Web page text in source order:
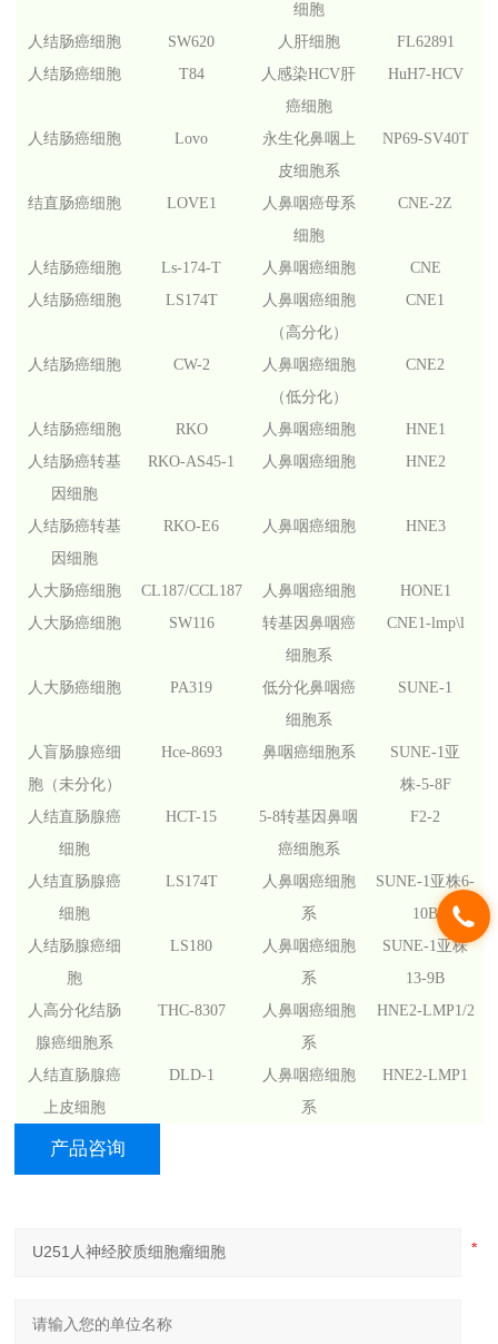
细胞
人结肠癌细胞 SW620 人肝细胞
FL62891
人结肠癌细胞
T84
人感染HCV肝
癌细胞
HuH7-HCV
人结肠癌细胞 Lovo
永生化鼻咽上
皮细胞系
NP69-SV40T
结直肠癌细胞 LOVE1
人鼻咽癌母系
细胞
CNE-2Z
人结肠癌细胞 Ls-174-T 人鼻咽癌细胞
CNE
人结肠癌细胞
LS174T
人鼻咽癌细胞
（高分化）
CNE1
人结肠癌细胞 CW-2
人鼻咽癌细胞
（低分化）
CNE2
人结肠癌细胞 RKO 人鼻咽癌细胞
HNE1
人结肠癌转基
因细胞
RKO-AS45-1 人鼻咽癌细胞 HNE2
人结肠癌转基
因细胞
RKO-E6 人鼻咽癌细胞 HNE3
人大肠癌细胞 CL187/CCL187 人鼻咽癌细胞
HONE1
人大肠癌细胞
SW116
转基因鼻咽癌
细胞系
CNE1-lmp\l
人大肠癌细胞 PA319
低分化鼻咽癌
细胞系
SUNE-1
人盲肠腺癌细
胞（未分化）
Hce-8693 鼻咽癌细胞系 SUNE-1亚
株-5-8F
人结直肠腺癌
细胞
HCT-15 5-8转基因鼻咽
癌细胞系
F2-2
人结直肠腺癌
细胞
LS174T
人鼻咽癌细胞
系
SUNE-1亚株6-
10B
人结肠腺癌细
胞
LS180
人鼻咽癌细胞
系
SUNE-1亚株
13-9B
人高分化结肠
腺癌细胞系
THC-8307
人鼻咽癌细胞
系
HNE2-LMP1/2
人结直肠腺癌
上皮细胞
DLD-1
人鼻咽癌细胞
系
HNE2-LMP1
产品咨询